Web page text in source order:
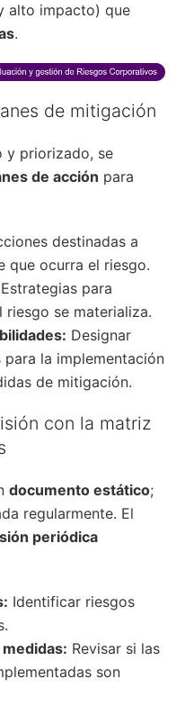
alto impacto) que
.
de mitigación
y priorizado, se
de acción para
destinadas a
que ocurra el riesgo.
Estrategias para
se materializa.
Designar
la implementación
de mitigación.
con la matriz
documento estático;
regularmente. El
periódica
Identificar riesgos
Revisar si las
son